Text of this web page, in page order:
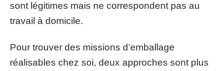
sont légitimes mais ne correspondent pas au
travail à domicile.
Pour trouver des missions d’emballage
réalisables chez soi, deux approches sont plus